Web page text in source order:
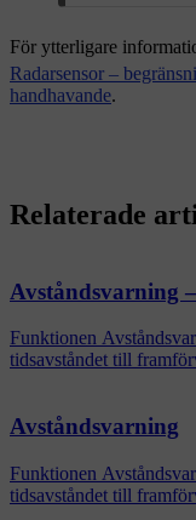
För ytterligare
Radarsensor –
handhavande.
Relaterade
Avståndsvarning
Funktionen
tidsavståndet till
Avståndsvarning
Funktionen
tidsavståndet till